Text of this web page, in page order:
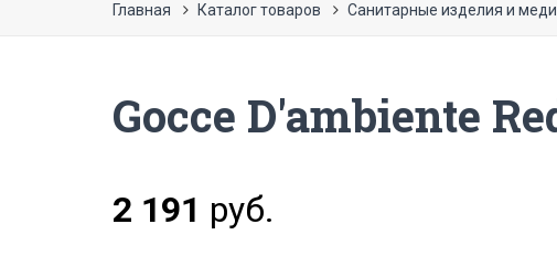
Главная Каталог товаров Санитарные изделия и
Gocce D'ambiente
2 191 руб.